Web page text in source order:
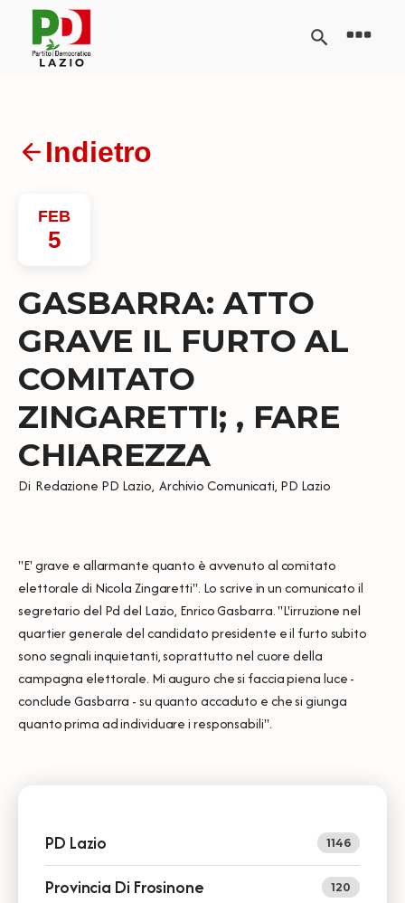
Indietro
FEB
5
GASBARRA: ATTO
GRAVE IL FURTO AL
COMITATO
ZINGARETTI; , FARE
CHIAREZZA
Di Redazione PD Lazio, Archivio Comunicati, PD Lazio
"E' grave e allarmante quanto è avvenuto al comitato
elettorale di Nicola Zingaretti". Lo scrive in un comunicato il
segretario del Pd del Lazio, Enrico Gasbarra. "L'irruzione nel
quartier generale del candidato presidente e il furto subito
sono segnali inquietanti, soprattutto nel cuore della
campagna elettorale. Mi auguro che si faccia piena luce -
conclude Gasbarra - su quanto accaduto e che si giunga
quanto prima ad individuare i responsabili".
PD Lazio 1146
Provincia Di Frosinone 120